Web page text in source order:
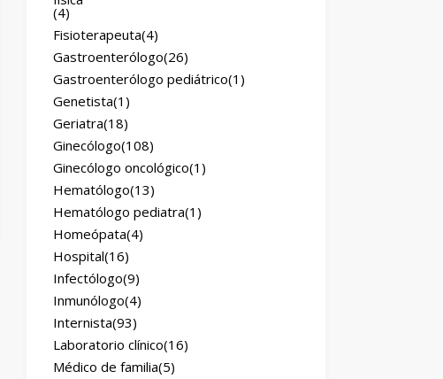
(4)
Fisioterapeuta(4)
Gastroenterólogo(26)
Gastroenterólogo pediátrico(1)
Genetista(1)
Geriatra(18)
Ginecólogo(108)
Ginecólogo oncológico(1)
Hematólogo(13)
Hematólogo pediatra(1)
Homeópata(4)
Hospital(16)
Infectólogo(9)
Inmunólogo(4)
Internista(93)
Laboratorio clínico(16)
Médico de familia(5)